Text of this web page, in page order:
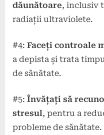
dăunătoare, inclusiv
radiații ultraviolete.
#4: Faceți controale
a depista și trata
de sănătate.
#5: Învățați să
stresul, pentru a
probleme de sănătate.